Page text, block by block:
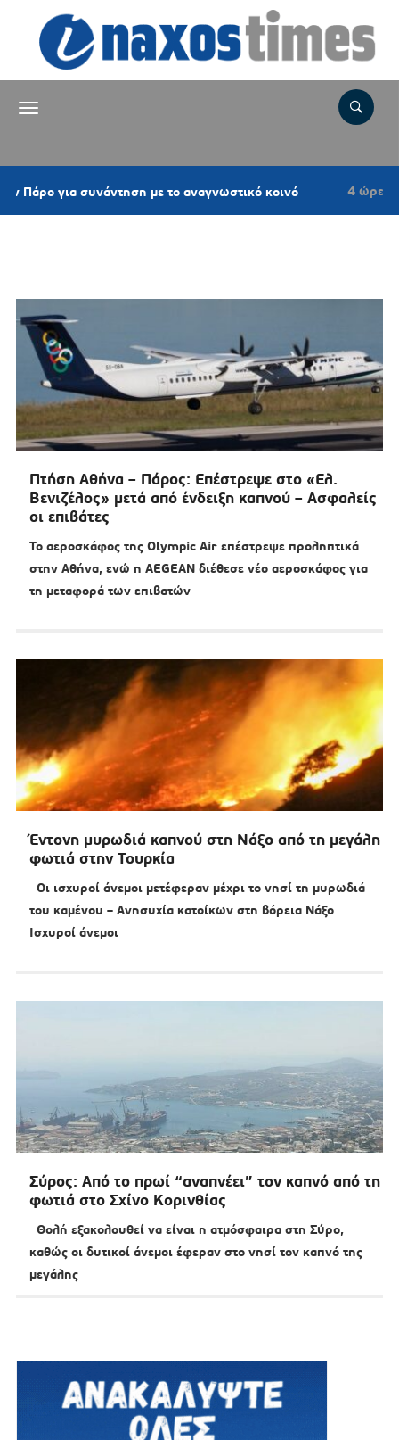
για συνάντηση με το αναγνωστικό κοινό 4 ώρες πριν
Πτήση Αθήνα – Πάρος: Επέστρεψε στο «Ελ.
Βενιζέλος» μετά από ένδειξη καπνού – Ασφαλείς
οι επιβάτες
Το αεροσκάφος της Olympic Air επέστρεψε προληπτικά
στην Αθήνα, ενώ η AEGEAN διέθεσε νέο αεροσκάφος για
τη μεταφορά των επιβατών
Έντονη μυρωδιά καπνού στη Νάξο από τη μεγάλη
φωτιά στην Τουρκία
Οι ισχυροί άνεμοι μετέφεραν μέχρι το νησί τη μυρωδιά
του καμένου – Ανησυχία κατοίκων στη βόρεια Νάξο
Ισχυροί άνεμοι
Σύρος: Από το πρωί “αναπνέει” τον καπνό από τη
φωτιά στο Σχίνο Κορινθίας
Θολή εξακολουθεί να είναι η ατμόσφαιρα στη Σύρο,
καθώς οι δυτικοί άνεμοι έφεραν στο νησί τον καπνό της
μεγάλης